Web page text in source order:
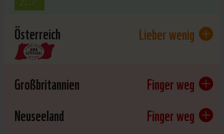
Österreich Lieber wenig
Großbritannien
Finger weg
Neuseeland
Finger weg